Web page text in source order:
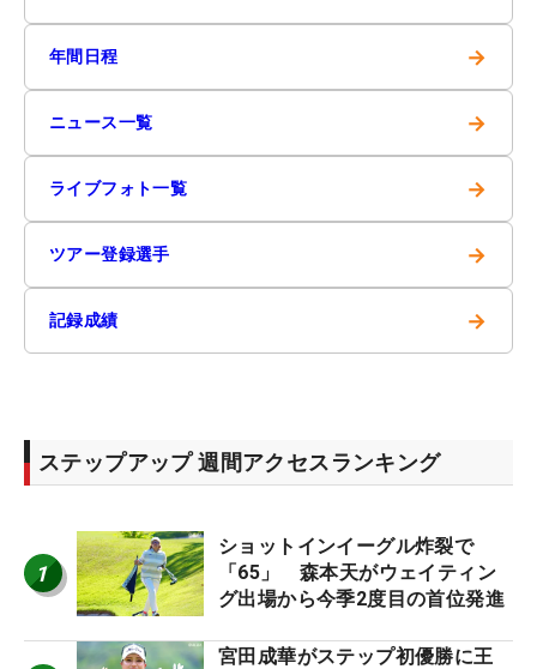
年間日程 →
ニュース一覧 →
ライブフォト一覧 →
ツアー登録選手 →
記録成績 →
ステップアップ 週間アクセスランキング
1
ショットインイーグル炸裂で
「65」 森本天がウェイティン
グ出場から今季2度目の首位発進
宮田成華がステップ初優勝に王